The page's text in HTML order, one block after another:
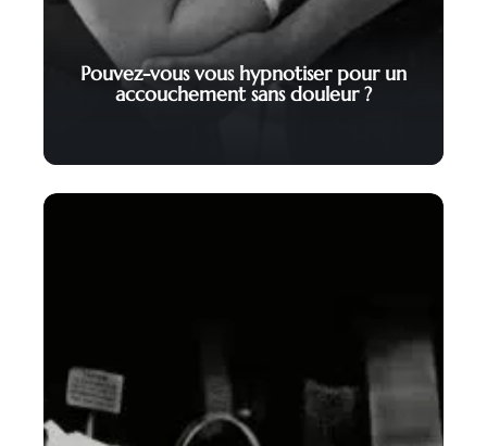
Pouvez-vous vous hypnotiser pour un
accouchement sans douleur ?